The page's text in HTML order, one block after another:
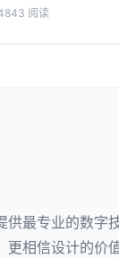
阅读
供最专业的数字
相信设计的价值